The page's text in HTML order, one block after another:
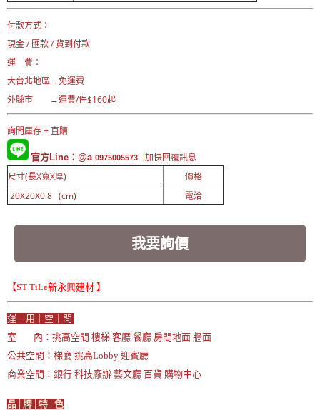
付款方式：
現金 / 匯款 / 貨到付款
運 費：
大台北地區→免運費
外縣市 →運費/件$160起
詢問庫存 + 直購
官方Line：@a 0975005573 加快回覆訊息
尺寸(長X寬X厚)
價格
20X20X0.8 (cm)
電洽
我要詢價
【ST TiLe新永興建材 】
運｜用｜空｜間
室 內：挑高空間 樓梯 客廳 餐廳 房間地面 牆面
公共空間：梯廳 挑高Lobby 迎賓廳
商業空間：銀行 科技廠辦 藝文廳 百貨 購物中心
品│牌│特│色